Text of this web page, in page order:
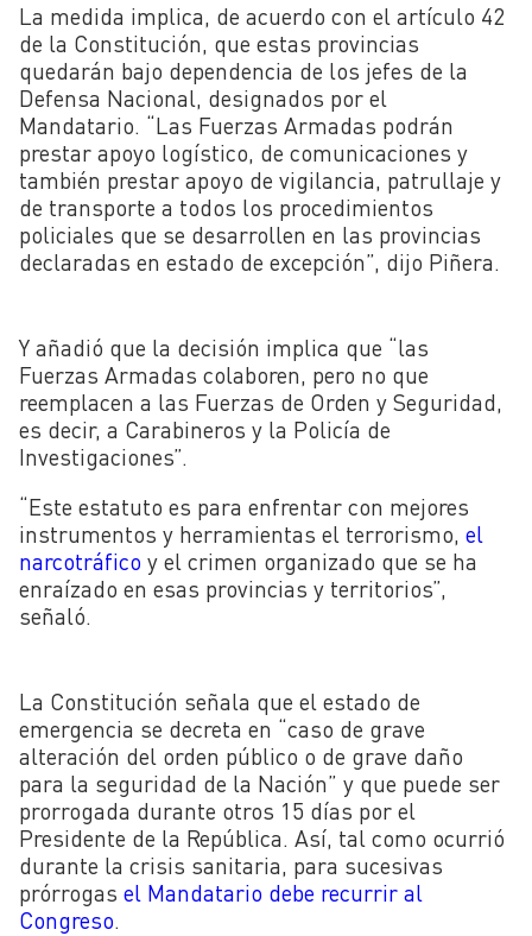
La medida implica, de acuerdo con el artículo 42
de la Constitución, que estas provincias
quedarán bajo dependencia de los jefes de la
Defensa Nacional, designados por el
Mandatario. “Las Fuerzas Armadas podrán
prestar apoyo logístico, de comunicaciones y
también prestar apoyo de vigilancia, patrullaje y
de transporte a todos los procedimientos
policiales que se desarrollen en las provincias
declaradas en estado de excepción”, dijo Piñera.
Y añadió que la decisión implica que “las
Fuerzas Armadas colaboren, pero no que
reemplacen a las Fuerzas de Orden y Seguridad,
es decir, a Carabineros y la Policía de
Investigaciones”.
“Este estatuto es para enfrentar con mejores
instrumentos y herramientas el terrorismo, el
narcotráfico y el crimen organizado que se ha
enraízado en esas provincias y territorios”,
señaló.
La Constitución señala que el estado de
emergencia se decreta en “caso de grave
alteración del orden público o de grave daño
para la seguridad de la Nación” y que puede ser
prorrogada durante otros 15 días por el
Presidente de la República. Así, tal como ocurrió
durante la crisis sanitaria, para sucesivas
prórrogas el Mandatario debe recurrir al
Congreso.